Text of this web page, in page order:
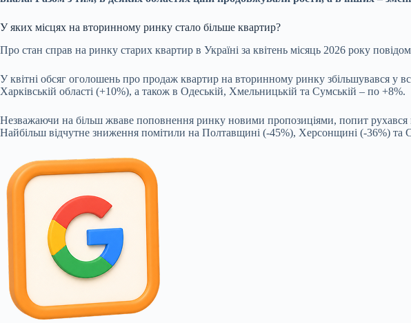
У яких місцях на вторинному ринку стало більше квартир?
Про стан справ на ринку старих квартир в Україні за квітень місяць 2026 року
У квітні обсяг оголошень про продаж квартир на вторинному ринку збільшувався у
Харківській області (+10%), а також в Одеській, Хмельницькій та Сумській – по +8%.
Незважаючи на більш жваве поповнення ринку новими пропозиціями, попит рухався
Найбільш відчутне зниження помітили на Полтавщині (-45%), Херсонщині (-36%) та